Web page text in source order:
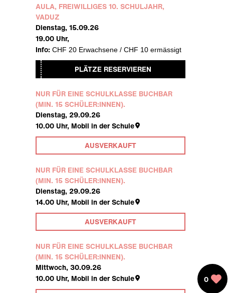
AULA, FREIWILLIGES 10. SCHULJAHR,
VADUZ
Dienstag, 15.09.26
19.00 Uhr,
Info: CHF 20 Erwachsene / CHF 10 ermässigt
PLÄTZE RESERVIEREN
NUR FÜR EINE SCHULKLASSE BUCHBAR
(MIN. 15 SCHÜLER:INNEN).
Dienstag, 29.09.26
10.00 Uhr, Mobil in der Schule
AUSVERKAUFT
NUR FÜR EINE SCHULKLASSE BUCHBAR
(MIN. 15 SCHÜLER:INNEN).
Dienstag, 29.09.26
14.00 Uhr, Mobil in der Schule
AUSVERKAUFT
NUR FÜR EINE SCHULKLASSE BUCHBAR
(MIN. 15 SCHÜLER:INNEN).
Mittwoch, 30.09.26
10.00 Uhr, Mobil in der Schule
0